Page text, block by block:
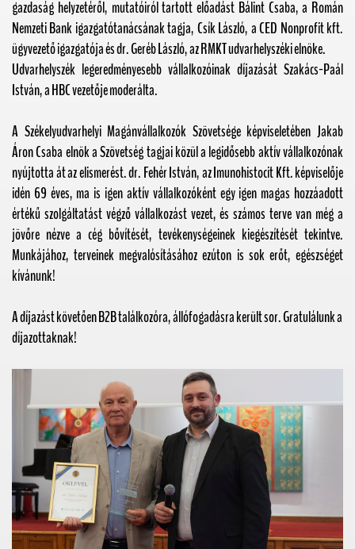
gazdaság helyzetéről, mutatóiról tartott előadást Bálint Csaba, a Román
Nemzeti Bank igazgatótanácsának tagja, Csík László, a CED Nonprofit kft.
ügyvezető igazgatója és dr. Geréb László, az RMKT udvarhelyszéki elnöke.
Udvarhelyszék legeredményesebb vállalkozóinak díjazását Szakács-Paál
István, a HBC vezetője moderálta.
A Székelyudvarhelyi Magánvállalkozók Szövetsége képviseletében Jakab
Áron Csaba elnök a Szövetség tagjai közül a legidősebb aktív vállalkozónak
nyújtotta át az elismerést. dr. Fehér István, az Imunohistocit Kft. képviselője
idén 69 éves, ma is igen aktív vállalkozóként egy igen magas hozzáadott
értékű szolgáltatást végző vállalkozást vezet, és számos terve van még a
jövőre nézve a cég bővítését, tevékenységeinek kiegészítését tekintve.
Munkájához, terveinek megvalósításához ezúton is sok erőt, egészséget
kívánunk!
A díjazást követően B2B találkozóra, állófogadásra került sor. Gratulálunk a
díjazottaknak!